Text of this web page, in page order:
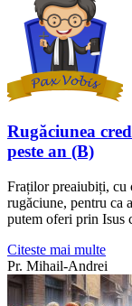
Rugăciunea
peste an (B)
Fraților preaiubiți, cu
rugăciune, pentru ca
putem oferi prin Isus
Citeste mai multe
Pr. Mihail-Andrei